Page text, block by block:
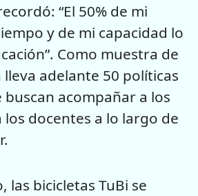
“El 50% de mi
y de mi capacidad lo
Como muestra de
adelante 50 políticas
acompañar a los
docentes a lo largo de
las bicicletas TuBi se